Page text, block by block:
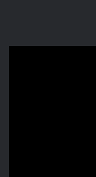
بدلًا من التهديد